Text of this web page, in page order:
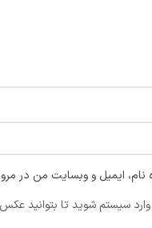
نام، ایمیل و وبسایت من در
سیستم شوید تا بتوانید